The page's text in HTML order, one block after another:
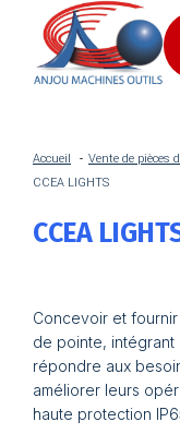
Accueil
Vente de pièces
CCEA LIGHTS
CCEA
Concevoir et
de pointe,
répondre aux
améliorer leurs
haute protection